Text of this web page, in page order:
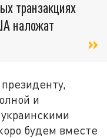
транзакциях
наложат
и
будем вместе